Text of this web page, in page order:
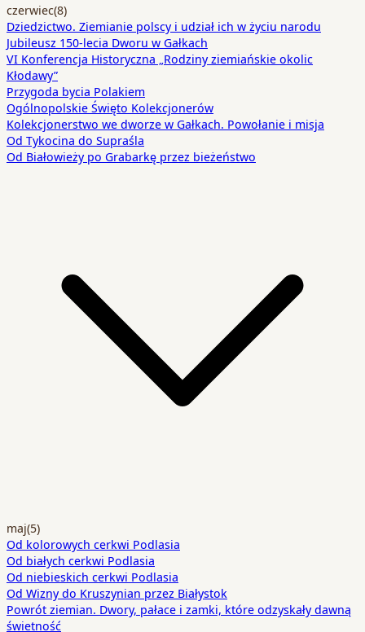
czerwiec(8)
Dziedzictwo. Ziemianie polscy i udział ich w życiu narodu
Jubileusz 150-lecia Dworu w Gałkach
VI Konferencja Historyczna „Rodziny ziemiańskie okolic
Kłodawy”
Przygoda bycia Polakiem
Ogólnopolskie Święto Kolekcjonerów
Kolekcjonerstwo we dworze w Gałkach. Powołanie i misja
Od Tykocina do Supraśla
Od Białowieży po Grabarkę przez bieżeństwo
maj(5)
Od kolorowych cerkwi Podlasia
Od białych cerkwi Podlasia
Od niebieskich cerkwi Podlasia
Od Wizny do Kruszynian przez Białystok
Powrót ziemian. Dwory, pałace i zamki, które odzyskały dawną
świetność